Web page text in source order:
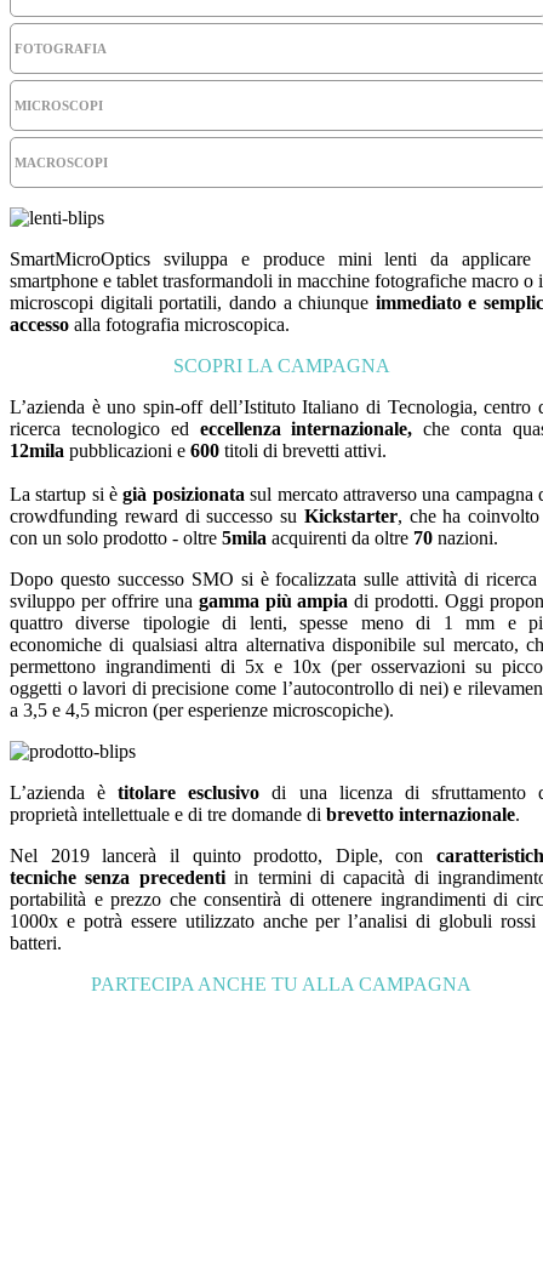
FOTOGRAFIA
MICROSCOPI
MACROSCOPI
SmartMicroOptics sviluppa e produce mini lenti da applicare
smartphone e tablet trasformandoli in macchine fotografiche macro o
microscopi digitali portatili, dando a chiunque immediato e
accesso alla fotografia microscopica.
SCOPRI LA CAMPAGNA
L’azienda è uno spin-off dell’Istituto Italiano di Tecnologia, centro
ricerca tecnologico ed eccellenza internazionale, che conta
12mila pubblicazioni e 600 titoli di brevetti attivi.
La startup si ègià posizionata sul mercato attraverso una campagna
crowdfunding reward di successo su Kickstarter, che ha
con un solo prodotto - oltre 5mila acquirenti da oltre 70 nazioni.
Dopo questo successo SMO si è focalizzata sulle attività di ricerca
sviluppo per offrire una gamma più ampiadi prodotti. Oggi
quattro diverse tipologie di lenti, spesse meno di 1 mm e
economiche di qualsiasi altra alternativa disponibile sul mercato,
permettono ingrandimenti di 5x e 10x (per osservazioni su
oggetti o lavori di precisione come l’autocontrollo di nei) e
a 3,5 e 4,5 micron (per esperienze microscopiche).
L’azienda ètitolare esclusivo di una licenza di sfruttamento
proprietà intellettuale e di tre domande di brevetto internazionale.
Nel 2019 lancerà il quinto prodotto, Diple, con
tecniche senza precedentiin termini di capacità di
portabilità e prezzo che consentirà di ottenere ingrandimenti di
1000x e potrà essere utilizzato anche per l’analisi di globuli rossi
batteri.
PARTECIPA ANCHE TU ALLA CAMPAGNA